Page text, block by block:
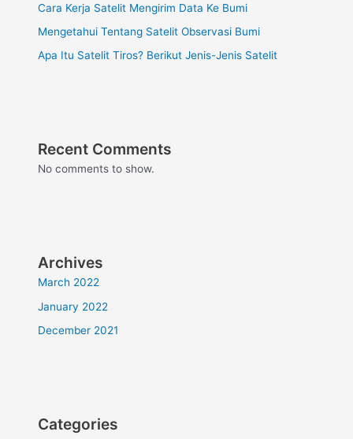
Cara Kerja Satelit Mengirim Data Ke Bumi
Mengetahui Tentang Satelit Observasi Bumi
Apa Itu Satelit Tiros? Berikut Jenis-Jenis Satelit
Recent Comments
No comments to show.
Archives
March 2022
January 2022
December 2021
Categories